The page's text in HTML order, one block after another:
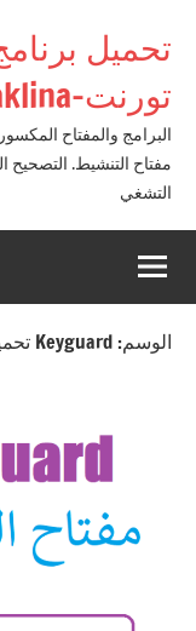
تحميل
تورنت-alkaraklina
مفتاح التنشيط. التصحيح
التشغي
الوسم: Keyguard تحميل مجاني